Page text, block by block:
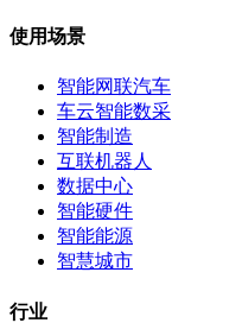
使用场景
智能网联汽车
车云智能数采
智能制造
互联机器人
数据中心
智能硬件
智能能源
智慧城市
行业